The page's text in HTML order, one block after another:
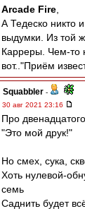
Arcade Fire
А Тедеско никто
выдумки. Из той
Карреры. Чем-то
вот.."Приём
Squabbler -
30 авг 2021 23:16
Про
"Это мой друк!"
Но смех, сука,
Хоть нулевой-
семь
Саднить будет